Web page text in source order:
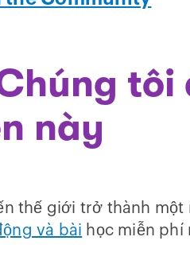
tôi
này
thế giới trở thành
và bài học miễn